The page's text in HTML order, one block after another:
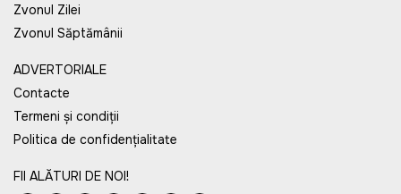
Zvonul Zilei
Zvonul Săptămânii
ADVERTORIALE
Contacte
Termeni și condiții
Politica de confidențialitate
FII ALĂTURI DE NOI!